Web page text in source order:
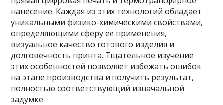
нанесение. Каждая из этих технологий обладает
уникальными физико-химическими свойствами,
определяющими сферу ее применения,
визуальное качество готового изделия и
долговечность принта. Тщательное изучение
этих особенностей позволяет избежать ошибок
на этапе производства и получить результат,
полностью соответствующий изначальной
задумке.